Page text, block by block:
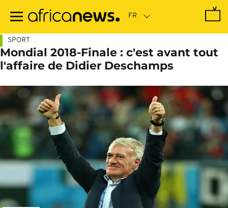
contenu
SPORT
Mondial 2018-Finale : c'est avant tout
l'affaire de Didier Deschamps